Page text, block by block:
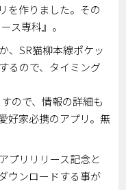
を作りました。その
ス専科』。
、SR猫柳本線ポケッ
るので、タイミング
ので、情報の詳細も
好家必携のアプリ。無
プリリリース記念と
ウンロードする事が